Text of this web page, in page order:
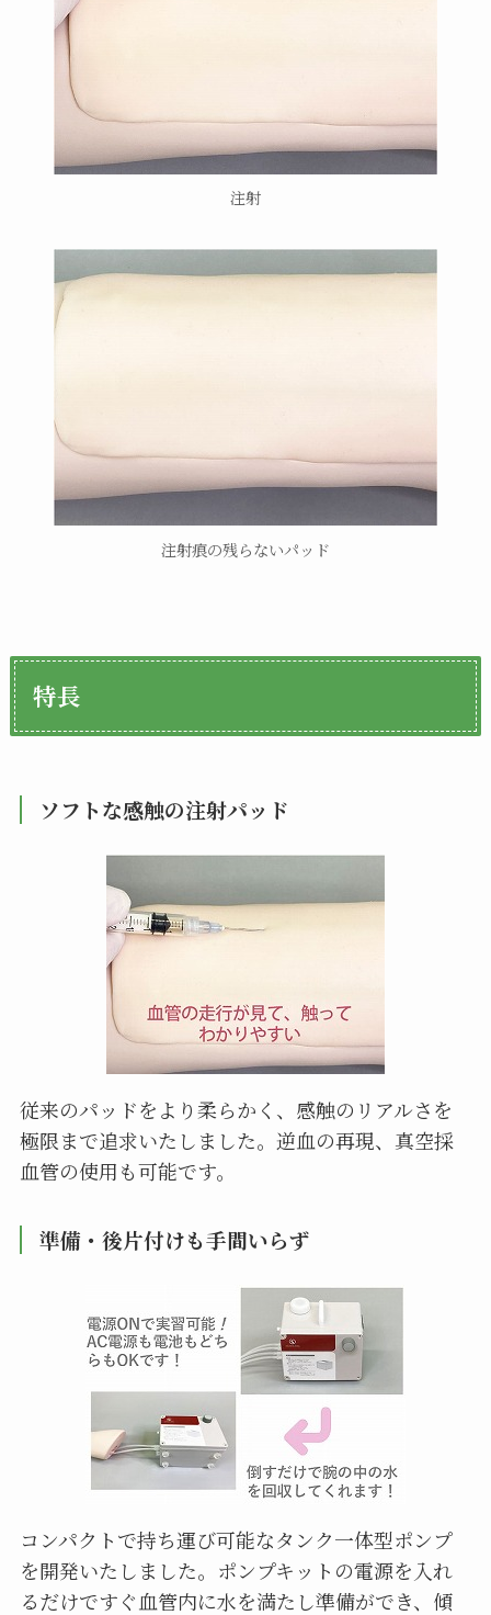
注射
注射痕の残らないパッド
特長
ソフトな感触の注射パッド
従来のパッドをより柔らかく、感触のリアルさを
極限まで追求いたしました。逆血の再現、真空採
血管の使用も可能です。
準備・後片付けも手間いらず
コンパクトで持ち運び可能なタンク一体型ポンプ
を開発いたしました。ポンプキットの電源を入れ
るだけですぐ血管内に水を満たし準備ができ、傾